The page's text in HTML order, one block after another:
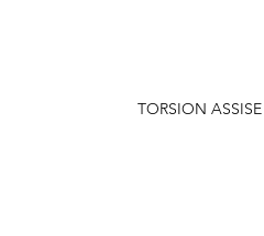
TORSION ASSISE